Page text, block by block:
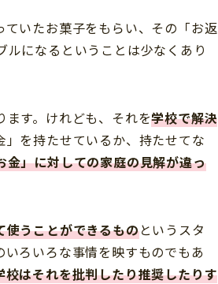
いたお菓子をもらい、その「お返
になるということは少なくあり
ます。けれども、それを学校で解決
を持たせているか、持たせてな
金」に対しての家庭の見解が違っ
使うことができるものというスタ
ろいろな事情を映すものでもあ
はそれを批判したり推奨したりす